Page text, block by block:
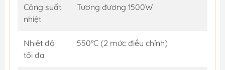
Công suất
nhiệt
Tương đương 1500W
Nhiệt độ
tối đa
550°C (2 mức điều chỉnh)